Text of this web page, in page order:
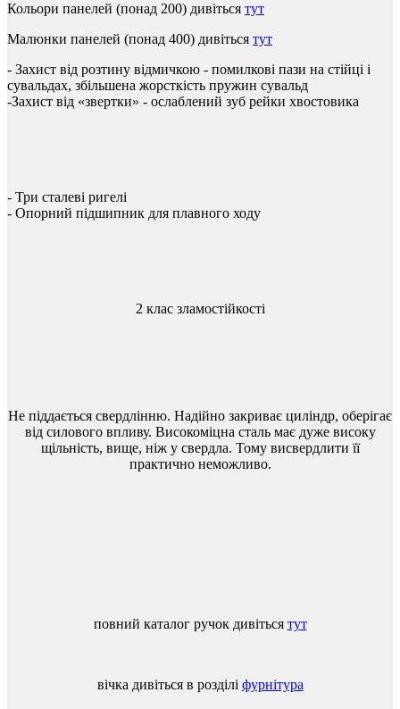
Кольори панелей (понад 200) дивіться тут
Малюнки панелей (понад 400) дивіться тут
- Захист від розтину відмичкою - помилкові пази на стійці і
сувальдах, збільшена жорсткість пружин сувальд
-Захист від «звертки» - ослаблений зуб рейки хвостовика
- Три сталеві ригелі
- Опорний підшипник для плавного ходу
2 клас зламостійкості
Не піддається свердлінню. Надійно закриває циліндр, оберігає
від силового впливу. Високоміцна сталь має дуже високу
щільність, вище, ніж у свердла. Тому висвердлити її
практично неможливо.
повний каталог ручок дивіться тут
вічка дивіться в розділі фурнітура